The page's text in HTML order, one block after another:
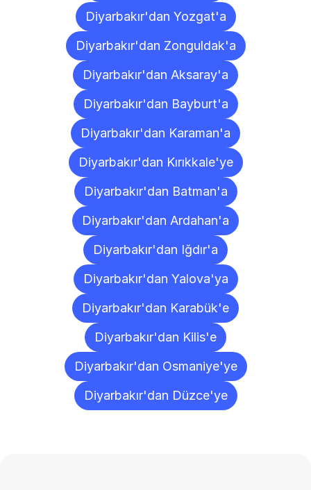
Diyarbakır'dan Yozgat'a
Diyarbakır'dan Zonguldak'a
Diyarbakır'dan Aksaray'a
Diyarbakır'dan Bayburt'a
Diyarbakır'dan Karaman'a
Diyarbakır'dan Kırıkkale'ye
Diyarbakır'dan Batman'a
Diyarbakır'dan Ardahan'a
Diyarbakır'dan Iğdır'a
Diyarbakır'dan Yalova'ya
Diyarbakır'dan Karabük'e
Diyarbakır'dan Kilis'e
Diyarbakır'dan Osmaniye'ye
Diyarbakır'dan Düzce'ye